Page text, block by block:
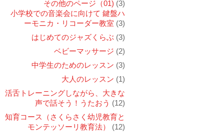
その他のページ（01) (3)
小学校での音楽会に向けて 鍵盤ハ
ーモニカ・リコーダー教室 (3)
はじめてのジャズくらぶ (3)
ベビーマッサージ (2)
中学生のためのレッスン (3)
大人のレッスン (1)
活舌トレーニングしながら、大きな
声で話そう！うたおう (12)
知育コース（さくらさく幼児教育と
モンテッソーリ教育法）
(12)